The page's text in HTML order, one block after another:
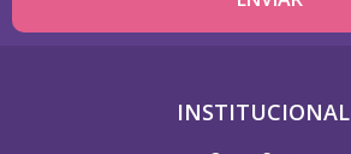
INSTITUCIONAL